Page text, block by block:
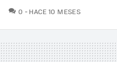
0 COMENTARIOS
HACE 10 MESES